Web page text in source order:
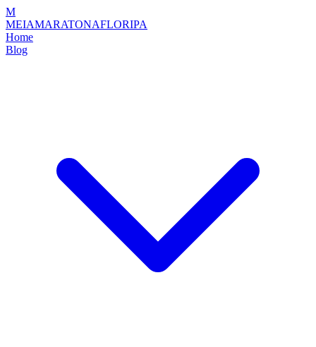
M
MEIAMARATONAFLORIPA
Home
Blog